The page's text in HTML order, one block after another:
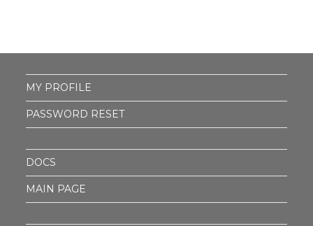
MY PROFILE
PASSWORD RESET
DOCS
MAIN PAGE